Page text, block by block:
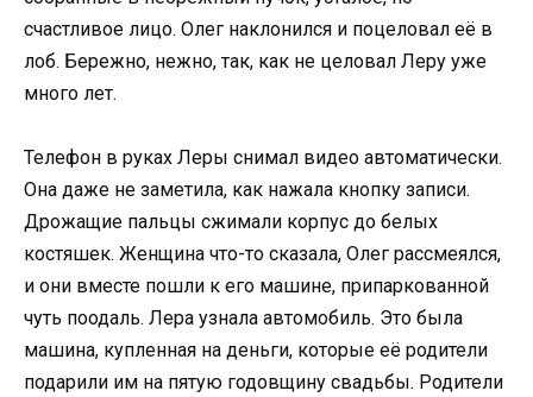
счастливое лицо. Олег наклонился и поцеловал её в
лоб. Бережно, нежно, так, как не целовал Леру уже
много лет.
Телефон в руках Леры снимал видео автоматически.
Она даже не заметила, как нажала кнопку записи.
Дрожащие пальцы сжимали корпус до белых
костяшек. Женщина что-то сказала, Олег рассмеялся,
и они вместе пошли к его машине, припаркованной
чуть поодаль. Лера узнала автомобиль. Это была
машина, купленная на деньги, которые её родители
подарили им на пятую годовщину свадьбы. Родители